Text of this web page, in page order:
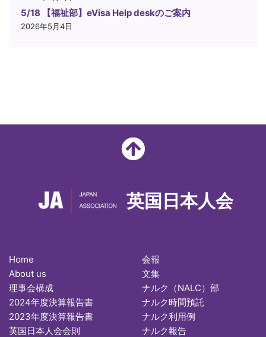
5/18 【福祉部】eVisa Help deskのご案内
2026年5月4日
英国日本人会
Home
About us
理事会構成
2024年度決算報告書
2023年度決算報告書
英国日本人会会則
会報
文集
ナルク（NALC）部
ナルク時間預託
ナルク利用例
ナルク報告